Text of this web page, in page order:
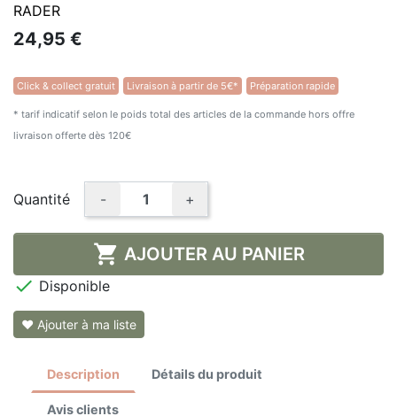
★★★★★
RADER
24,95 €
Click & collect gratuit Livraison à partir de 5€* Préparation rapide
* tarif indicatif selon le poids total des articles de la commande hors offre
livraison offerte dès 120€
Quantité - +
 AJOUTER AU PANIER
 Disponible
❤ Ajouter à ma liste
Description Détails du produit
Avis clients